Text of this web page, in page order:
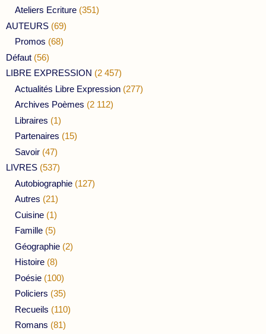
Ateliers Ecriture (351)
AUTEURS (69)
Promos (68)
Défaut (56)
LIBRE EXPRESSION (2 457)
Actualités Libre Expression (277)
Archives Poèmes (2 112)
Libraires (1)
Partenaires (15)
Savoir (47)
LIVRES (537)
Autobiographie (127)
Autres (21)
Cuisine (1)
Famille (5)
Géographie (2)
Histoire (8)
Poésie (100)
Policiers (35)
Recueils (110)
Romans (81)